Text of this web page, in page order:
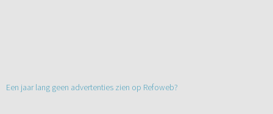
Een jaar lang geen advertenties zien op Refoweb?